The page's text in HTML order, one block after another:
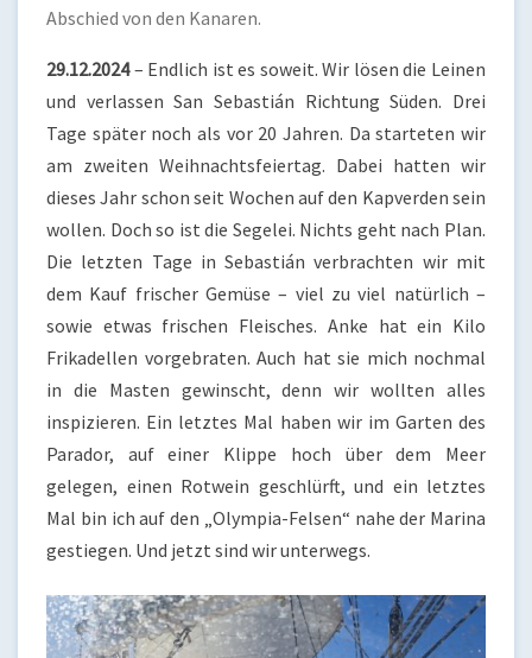
Abschied von den Kanaren.
29.12.2024– Endlich ist es soweit. Wir lösen die Leinen
und verlassen San Sebastián Richtung Süden. Drei
Tage später noch als vor 20 Jahren. Da starteten wir
am zweiten Weihnachtsfeiertag. Dabei hatten wir
dieses Jahr schon seit Wochen auf den Kapverden sein
wollen. Doch so ist die Segelei. Nichts geht nach Plan.
Die letzten Tage in Sebastián verbrachten wir mit
dem Kauf frischer Gemüse – viel zu viel natürlich –
sowie etwas frischen Fleisches. Anke hat ein Kilo
Frikadellen vorgebraten. Auch hat sie mich nochmal
in die Masten gewinscht, denn wir wollten alles
inspizieren. Ein letztes Mal haben wir im Garten des
Parador, auf einer Klippe hoch über dem Meer
gelegen, einen Rotwein geschlürft, und ein letztes
Mal bin ich auf den „Olympia-Felsen“ nahe der Marina
gestiegen. Und jetzt sind wir unterwegs.